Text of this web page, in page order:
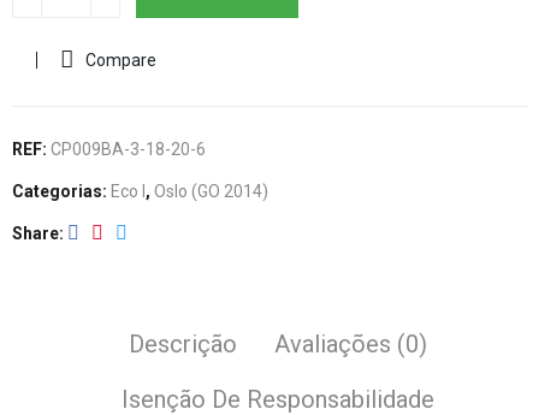
Compare
REF: CP009BA-3-18-20-6
Categorias: Eco I , Oslo (GO 2014)
Share
Descrição
Avaliações (0)
Isenção De Responsabilidade